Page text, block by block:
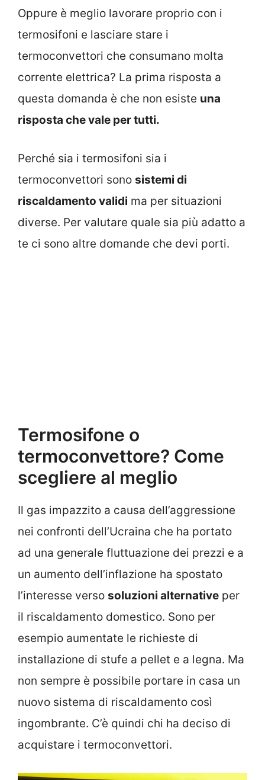
Oppure è meglio lavorare proprio con i
termosifoni e lasciare stare i
termoconvettori che consumano molta
corrente elettrica? La prima risposta a
questa domanda è che non esiste una
risposta che vale per tutti.
Perché sia i termosifoni sia i
termoconvettori sono sistemi di
riscaldamento validi ma per situazioni
diverse. Per valutare quale sia più adatto a
te ci sono altre domande che devi porti.
Termosifone o
termoconvettore? Come
scegliere al meglio
Il gas impazzito a causa dell’aggressione
nei confronti dell’Ucraina che ha portato
ad una generale fluttuazione dei prezzi e a
un aumento dell’inflazione ha spostato
l’interesse verso soluzioni alternative per
il riscaldamento domestico. Sono per
esempio aumentate le richieste di
installazione di stufe a pellet e a legna. Ma
non sempre è possibile portare in casa un
nuovo sistema di riscaldamento così
ingombrante. C’è quindi chi ha deciso di
acquistare i termoconvettori.